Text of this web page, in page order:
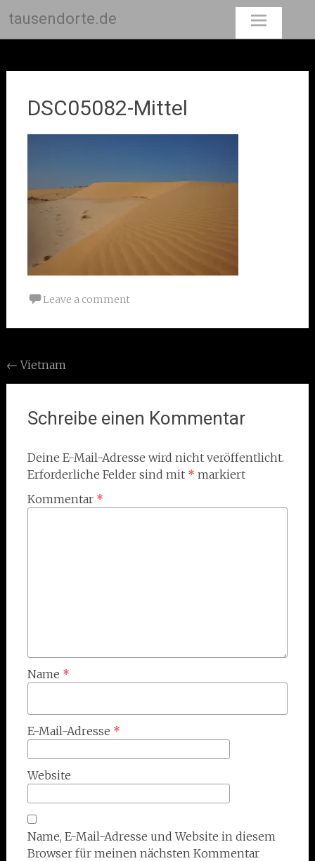
tausendorte.de
DSC05082-Mittel
Leave a comment
Post
navigation
← Vietnam
Schreibe einen Kommentar
Deine E-Mail-Adresse wird nicht veröffentlicht.
Erforderliche Felder sind mit * markiert
Kommentar *
Name *
E-Mail-Adresse *
Website
Name, E-Mail-Adresse und Website in diesem
Browser für meinen nächsten Kommentar